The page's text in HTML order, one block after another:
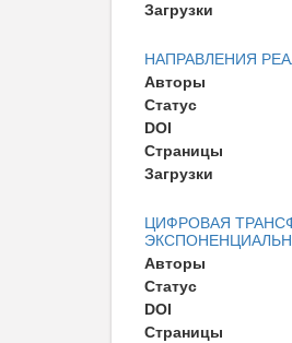
Загрузки
НАПРАВЛЕНИЯ
Авторы
Статус
DOI
Страницы
Загрузки
ЦИФРОВАЯ
Авторы
Статус
DOI
Страницы